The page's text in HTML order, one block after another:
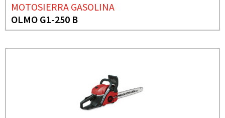
MOTOSIERRA GASOLINA
OLMO G1-250 B